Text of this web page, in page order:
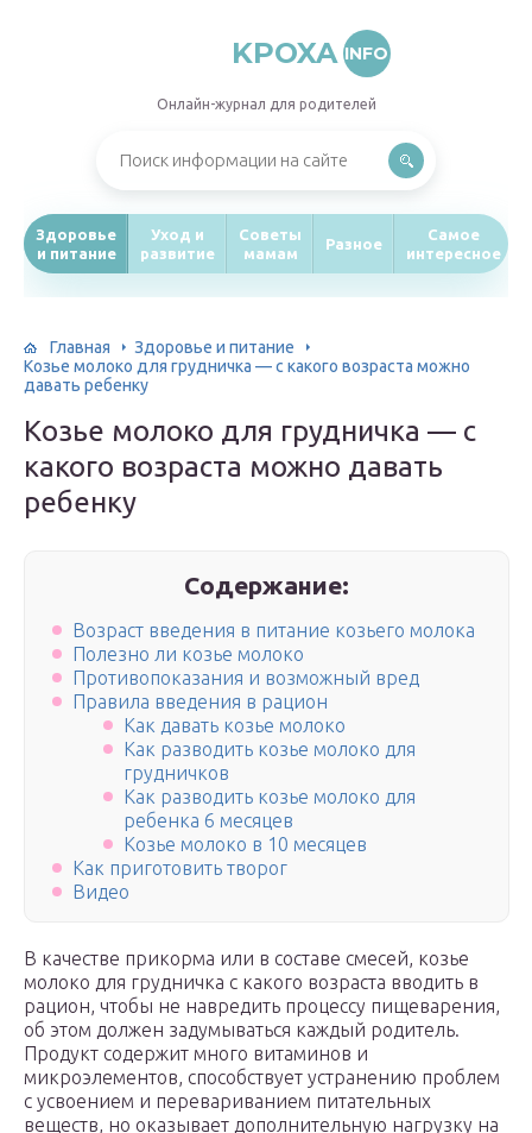
KPOXA INFO
Онлайн-журнал для родителей
Здоровье
и питание
Уход и
развитие
Советы
мамам
Разное
Самое
интересное
Главная
Здоровье и питание
Козье молоко для грудничка — с какого возраста можно
давать ребенку
Козье молоко для грудничка — с
какого возраста можно давать
ребенку
Содержание:
Возраст введения в питание козьего молока
Полезно ли козье молоко
Противопоказания и возможный вред
Правила введения в рацион
Как давать козье молоко
Как разводить козье молоко для
грудничков
Как разводить козье молоко для
ребенка 6 месяцев
Козье молоко в 10 месяцев
Как приготовить творог
Видео
В качестве прикорма или в составе смесей, козье
молоко для грудничка с какого возраста вводить в
рацион, чтобы не навредить процессу пищеварения,
об этом должен задумываться каждый родитель.
Продукт содержит много витаминов и
микроэлементов, способствует устранению проблем
с усвоением и перевариванием питательных
веществ, но оказывает дополнительную нагрузку на